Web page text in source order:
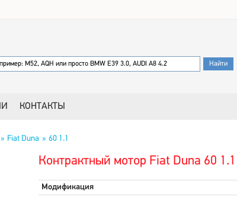
КОНТАКТЫ
Fiat Duna 60 1.1
Контрактный мотор Fiat Duna 60 1.1
Модификация